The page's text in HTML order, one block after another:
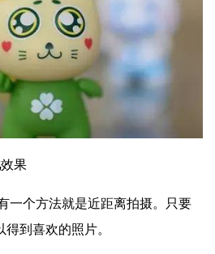
效果
一个方法就是近距离拍摄。只要
到喜欢的照片。